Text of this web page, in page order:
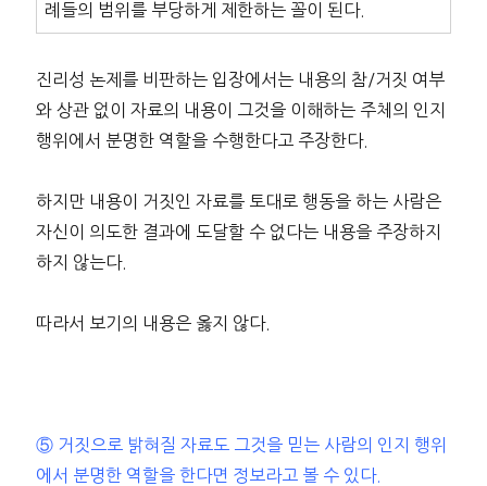
례들의 범위를 부당하게 제한하는 꼴이 된다.
진리성 논제를 비판하는 입장에서는 내용의 참/거짓 여부
와 상관 없이 자료의 내용이 그것을 이해하는 주체의 인지
행위에서 분명한 역할을 수행한다고 주장한다.
하지만 내용이 거짓인 자료를 토대로 행동을 하는 사람은
자신이 의도한 결과에 도달할 수 없다는 내용을 주장하지
하지 않는다.
따라서 보기의 내용은 옳지 않다.
⑤ 거짓으로 밝혀질 자료도 그것을 믿는 사람의 인지 행위
에서 분명한 역할을 한다면 정보라고 볼 수 있다.